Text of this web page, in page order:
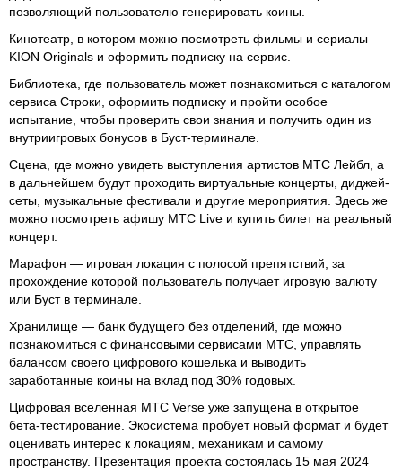
позволяющий пользователю генерировать коины.
Кинотеатр, в котором можно посмотреть фильмы и сериалы
KION Originals и оформить подписку на сервис.
Библиотека, где пользователь может познакомиться с каталогом
сервиса Строки, оформить подписку и пройти особое
испытание, чтобы проверить свои знания и получить один из
внутриигровых бонусов в Буст-терминале.
Сцена, где можно увидеть выступления артистов МТС Лейбл, а
в дальнейшем будут проходить виртуальные концерты, диджей-
сеты, музыкальные фестивали и другие мероприятия. Здесь же
можно посмотреть афишу МТС Live и купить билет на реальный
концерт.
Марафон — игровая локация с полосой препятствий, за
прохождение которой пользователь получает игровую валюту
или Буст в терминале.
Хранилище — банк будущего без отделений, где можно
познакомиться с финансовыми сервисами МТС, управлять
балансом своего цифрового кошелька и выводить
заработанные коины на вклад под 30% годовых.
Цифровая вселенная МТС Verse уже запущена в открытое
бета-тестирование. Экосистема пробует новый формат и будет
оценивать интерес к локациям, механикам и самому
пространству. Презентация проекта состоялась 15 мая 2024